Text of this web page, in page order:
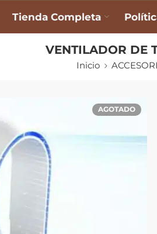
Tienda Completa
VENTILADOR DE
Inicio
AGOTADO